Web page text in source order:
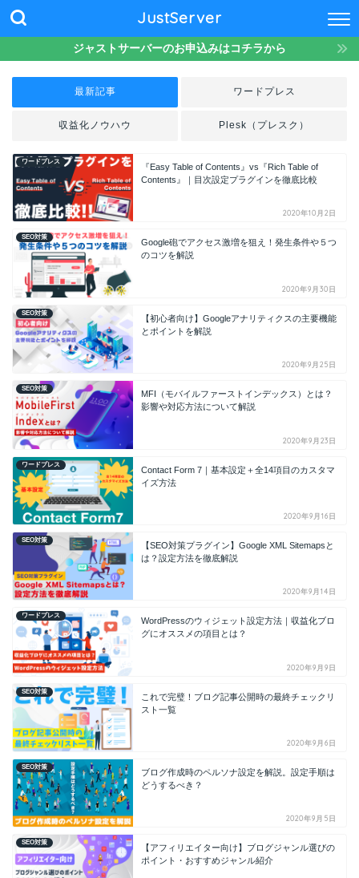
JustServer
ジャストサーバーのお申込みはコチラから
最新記事 ワードプレス
収益化ノウハウ Plesk（プレスク）
ワードプレス
『Easy Table of Contents』vs『Rich Table of
Contents』｜目次設定プラグインを徹底比較
2020年10月2日
SEO対策
Google砲でアクセス激増を狙え！発生条件や５つ
のコツを解説
2020年9月30日
SEO対策
【初心者向け】Googleアナリティクスの主要機能
とポイントを解説
2020年9月25日
SEO対策
MFI（モバイルファーストインデックス）とは？
影響や対応方法について解説
2020年9月23日
ワードプレス
Contact Form 7｜基本設定＋全14項目のカスタマ
イズ方法
2020年9月16日
SEO対策
【SEO対策プラグイン】Google XML Sitemapsと
は？設定方法を徹底解説
2020年9月14日
ワードプレス
WordPressのウィジェット設定方法｜収益化ブロ
グにオススメの項目とは？
2020年9月9日
SEO対策
これで完璧！ブログ記事公開時の最終チェックリ
スト一覧
2020年9月6日
SEO対策
ブログ作成時のペルソナ設定を解説。設定手順は
どうするべき？
2020年9月5日
SEO対策
【アフィリエイター向け】ブログジャンル選びの
ポイント・おすすめジャンル紹介